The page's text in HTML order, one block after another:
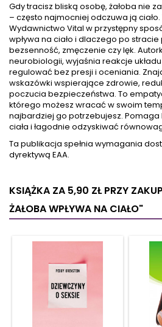
Gdy tracisz bliską osobę, żałoba nie
– często najmocniej odczuwa ją
Wydawnictwo Vital w przystępny
wpływa na ciało i dlaczego po
bezsenność, zmęczenie czy lęk.
neurobiologii, wyjaśnia reakcje
regulować bez presji i oceniania.
wskazówki wspierające zdrowie,
poczucia bezpieczeństwa. To
którego możesz wracać w swoim
najbardziej go potrzebujesz. Pomaga
ciała i łagodnie odzyskiwać
Ta publikacja spełnia wymagania
dyrektywą EAA.
KSIĄŻKA ZA 5,90 ZŁPRZY
ŻAŁOBA WPŁYWA NA CIAŁO"